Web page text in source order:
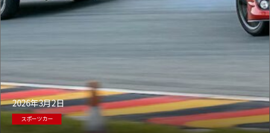
2026年3月2日
スポーツカー